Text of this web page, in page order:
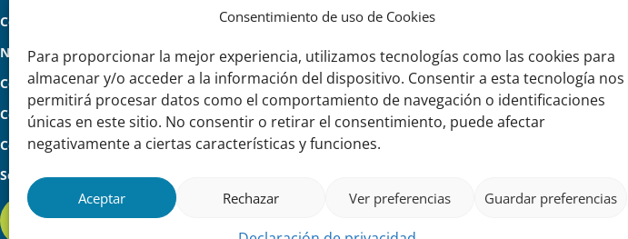
Consentimiento de uso de Cookies
Para proporcionar la mejor experiencia, utilizamos tecnologías como las cookies para
almacenar y/o acceder a la información del dispositivo. Consentir a esta tecnología nos
permitirá procesar datos como el comportamiento de navegación o identificaciones
únicas en este sitio. No consentir o retirar el consentimiento, puede afectar
negativamente a ciertas características y funciones.
Aceptar Rechazar Ver preferencias Guardar preferencias
Cómo trabajamos
Nuestra historia
Conozca a nuestro equipo
Colaboran con nosotros
Contacto
Seguinos
¡Leé nuestro newsletter!